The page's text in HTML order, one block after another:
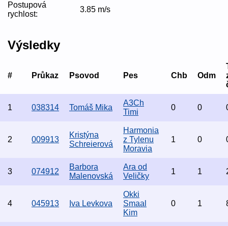
Postupová
rychlost:
3.85 m/s
Výsledky
# Průkaz Psovod Pes Chb Odm
1 038314 Tomáš Mika
A3Ch
Timi
0 0
2 009913
Kristýna
Schreierová
Harmonia
z Tylenu
Moravia
1 0
3 074912
Barbora
Malenovská
Ara od
Veličky
1 1
4 045913 Iva Levkova
Okki
Smaal
Kim
0 1